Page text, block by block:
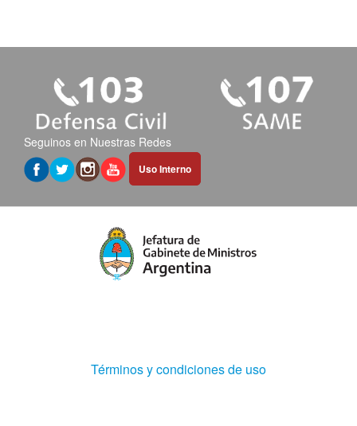
Seguinos en Nuestras Redes
Abrir
hipervínculo
en
nueva
Uso Interno
Términos y condiciones de uso(Abre